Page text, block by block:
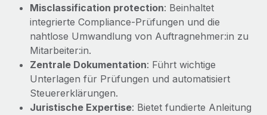
Auch im neuen Jahr wollen wir bei Remote Unternehmen
aller Größen dabei unterstützen, die beste...
Mehr erfahren
Wie Phiture 55 Mitarbeiter:innen in 19 Ländern
mit Remote verwaltet
Misclassification protection: Beinhaltet
integrierte Compliance‑Prüfungen und die
nahtlose Umwandlung von Auftragnehmer:in zu
Mitarbeiter:in.
Zentrale Dokumentation: Führt wichtige
Unterlagen für Prüfungen und automatisiert
Steuererklärungen.
Juristische Expertise: Bietet fundierte Anleitung